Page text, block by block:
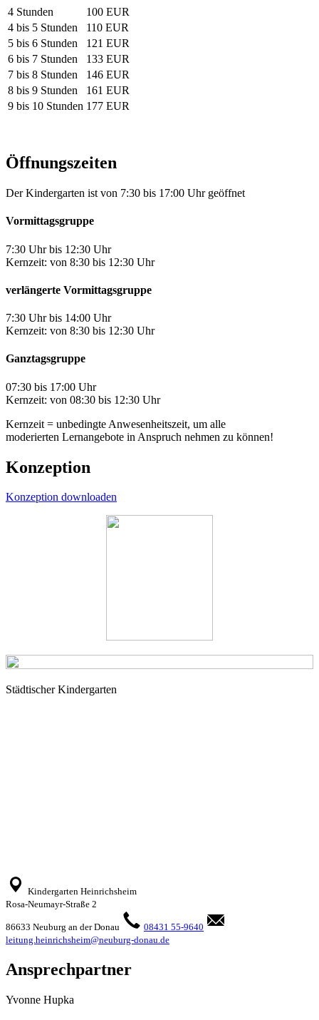
4 Stunden
100 EUR
4 bis 5 Stunden
110 EUR
5 bis 6 Stunden
121 EUR
6 bis 7 Stunden
133 EUR
7 bis 8 Stunden
146 EUR
8 bis 9 Stunden
161 EUR
9 bis 10 Stunden 177 EUR
Öffnungszeiten
Der Kindergarten ist von 7:30 bis 17:00 Uhr geöffnet
Vormittagsgruppe
7:30 Uhr bis 12:30 Uhr
Kernzeit: von 8:30 bis 12:30 Uhr
verlängerte Vormittagsgruppe
7:30 Uhr bis 14:00 Uhr
Kernzeit: von 8:30 bis 12:30 Uhr
Ganztagsgruppe
07:30 bis 17:00 Uhr
Kernzeit: von 08:30 bis 12:30 Uhr
Kernzeit = unbedingte Anwesenheitszeit, um alle
moderierten Lernangebote in Anspruch nehmen zu können!
Konzeption
Konzeption downloaden
Städtischer Kindergarten
Kindergarten Heinrichsheim
Rosa-Neumayr-Straße 2
86633 Neuburg an der Donau
08431 55-9640
leitung.heinrichsheim@neuburg-donau.de
Ansprechpartner
Yvonne Hupka